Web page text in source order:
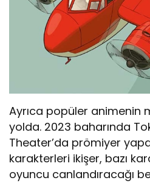
Ayrıca popüler animenin
yolda. 2023 baharında
Theater’da prömiyer
karakterleri ikişer, bazı
oyuncu